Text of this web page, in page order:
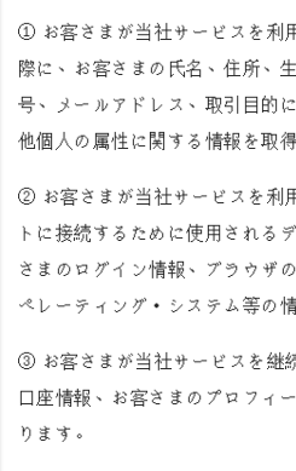
① お客さまが当社サービスを利
際に、お客さまの氏名、住所、
号、メールアドレス、取引目的
他個人の属性に関する情報を取
② お客さまが当社サービスを利
トに接続するために使用される
さまのログイン情報、ブラウザ
ペレーティング・システム等の
③ お客さまが当社サービスを継
口座情報、お客さまのプロフィ
ります。